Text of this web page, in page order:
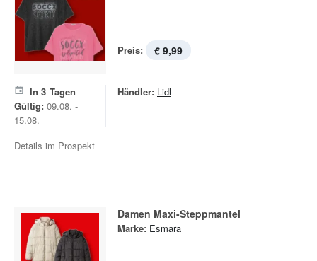
Preis: € 9,99
In 3 Tagen
Gültig: 09.08. -
15.08.
Händler: Lidl
Details im Prospekt
Damen Maxi-Steppmantel
Marke: Esmara